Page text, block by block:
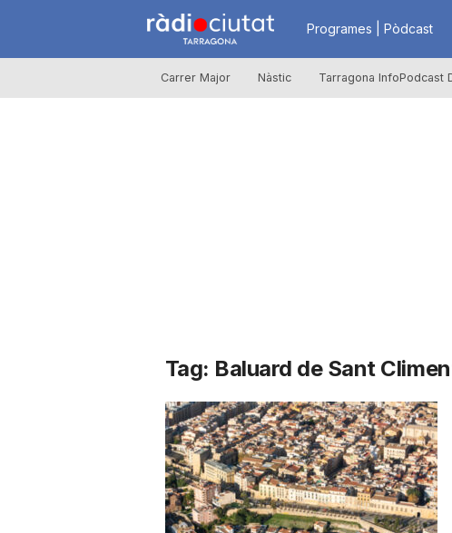
R
à
i
u
t
Programes | Pòdcast
Carrer Major Nàstic Tarragona InfoPodcast
Tag: Baluard de Sant